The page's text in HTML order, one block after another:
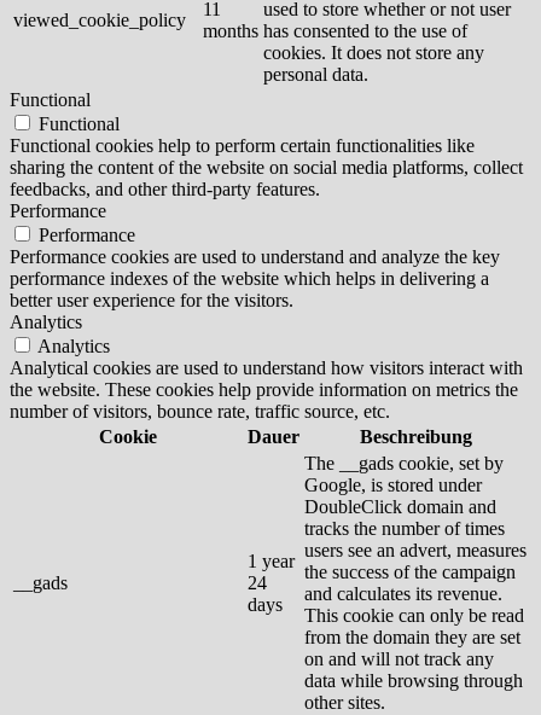
viewed_cookie_policy
11
months
used to store whether or not user
has consented to the use of
cookies. It does not store any
personal data.
Functional
Functional
Functional cookies help to perform certain functionalities like
sharing the content of the website on social media platforms, collect
feedbacks, and other third-party features.
Performance
Performance
Performance cookies are used to understand and analyze the key
performance indexes of the website which helps in delivering a
better user experience for the visitors.
Analytics
Analytics
Analytical cookies are used to understand how visitors interact with
the website. These cookies help provide information on metrics the
number of visitors, bounce rate, traffic source, etc.
Cookie
Dauer Beschreibung
__gads
1 year
24
days
The __gads cookie, set by
Google, is stored under
DoubleClick domain and
tracks the number of times
users see an advert, measures
the success of the campaign
and calculates its revenue.
This cookie can only be read
from the domain they are set
on and will not track any
data while browsing through
other sites.